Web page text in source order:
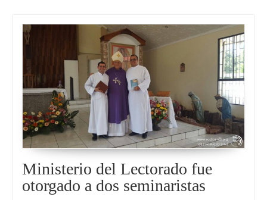
Ministerio del Lectorado fue
otorgado a dos seminaristas